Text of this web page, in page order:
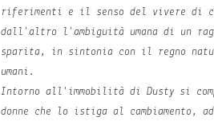
riferimenti e il senso del vivere di
dall'altro l'ambiguità umana di un
sparita, in sintonia con il regno
umani.
Intorno all'immobilità di Dusty si
donne che lo istiga al cambiamento,